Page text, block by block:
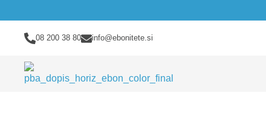
08 200 38 80 info@ebonitete.si